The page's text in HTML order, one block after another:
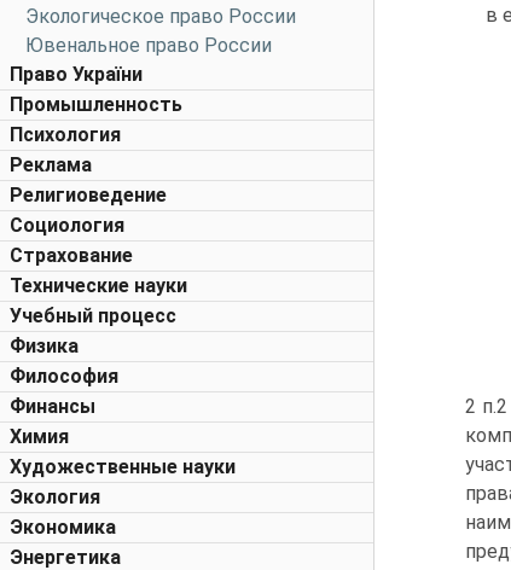
Экологическое право России
Ювенальное право России
Право України
Промышленность
Психология
Реклама
Религиоведение
Социология
Страхование
Технические науки
Учебный процесс
Физика
Философия
Финансы
Химия
Художественные науки
Экология
Экономика
Энергетика
в
2